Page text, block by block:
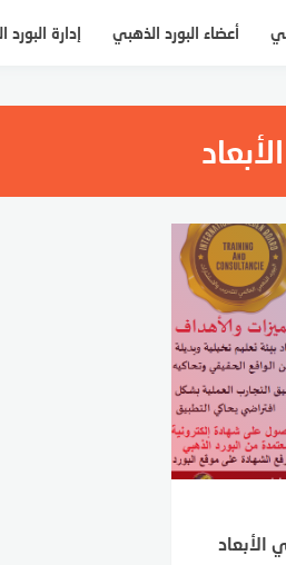
أعضاء البورد الذهبي إدارة
الأبعاد